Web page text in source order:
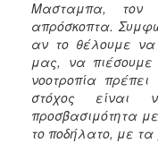
Μασταμπα, τον
απρόσκοπτα.
αν το θέλουμε να
μας, να
νοοτροπία
στόχος είναι
προσβασιμότητα
το ποδήλατο, με